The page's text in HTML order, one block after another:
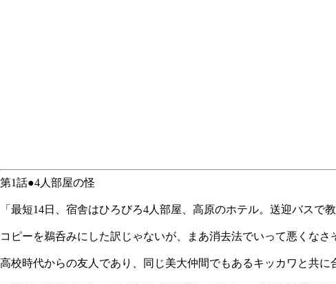
第1話●4人部屋の怪
「最短14日、宿舎はひろびろ4人部屋、高原のホテル。送迎バスで
コピーを鵜呑みにした訳じゃないが、まあ消去法でいって悪くな
高校時代からの友人であり、同じ美大仲間でもあるキッカワと共